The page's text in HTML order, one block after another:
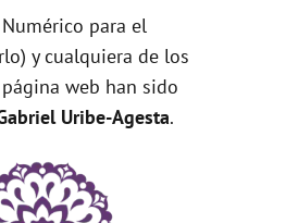
para el
y cualquiera de los
web han sido
Uribe-Agesta.